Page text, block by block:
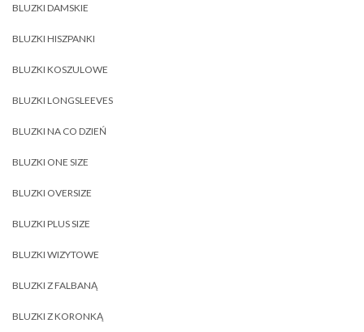
BLUZKI DAMSKIE
BLUZKI HISZPANKI
BLUZKI KOSZULOWE
BLUZKI LONGSLEEVES
BLUZKI NA CO DZIEŃ
BLUZKI ONE SIZE
BLUZKI OVERSIZE
BLUZKI PLUS SIZE
BLUZKI WIZYTOWE
BLUZKI Z FALBANĄ
BLUZKI Z KORONKĄ